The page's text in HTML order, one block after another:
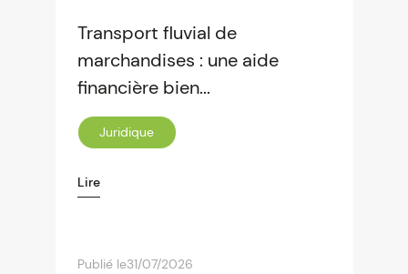
Transport fluvial de
marchandises : une aide
financière bien...
Juridique
Lire
Publié le31/07/2026